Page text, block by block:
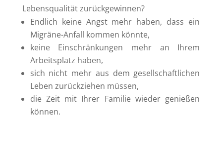
Lebensqualität zurückgewinnen?
Endlich keine Angst mehr haben, dass ein
Migräne-Anfall kommen könnte,
keine Einschränkungen mehr an Ihrem
Arbeitsplatz haben,
sich nicht mehr aus dem gesellschaftlichen
Leben zurückziehen müssen,
die Zeit mit Ihrer Familie wieder genießen
können.